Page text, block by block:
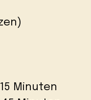
Minuten